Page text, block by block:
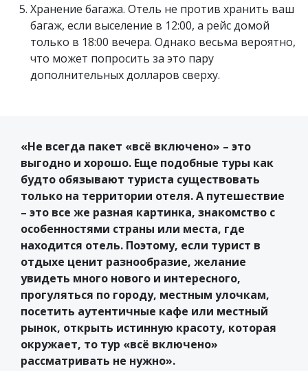
Хранение багажа. Отель не против хранить ваш
багаж, если выселение в 12:00, а рейс домой
только в 18:00 вечера. Однако весьма вероятно,
что может попросить за это пару
дополнительных долларов сверху.
«Не всегда пакет «всё включено» – это
выгодно и хорошо. Еще подобные туры как
будто обязывают туриста существовать
только на территории отеля. А путешествие
– это все же разная картинка, знакомство с
особенностями страны или места, где
находится отель. Поэтому, если турист в
отдыхе ценит разнообразие, желание
увидеть много нового и интересного,
прогуляться по городу, местным улочкам,
посетить аутентичные кафе или местный
рынок, открыть истинную красоту, которая
окружает, то тур «всё включено»
рассматривать не нужно».